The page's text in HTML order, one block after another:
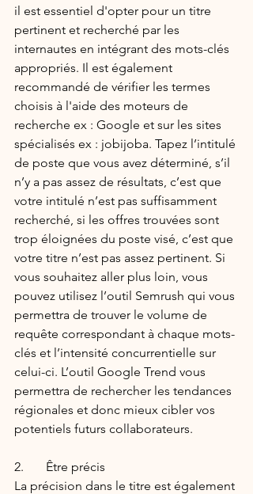
il est essentiel d'opter pour un titre
pertinent et recherché par les
internautes en intégrant des mots-clés
appropriés. Il est également
recommandé de vérifier les termes
choisis à l'aide des moteurs de
recherche ex : Google et sur les sites
spécialisés ex : jobijoba. Tapez l’intitulé
de poste que vous avez déterminé, s’il
n’y a pas assez de résultats, c’est que
votre intitulé n’est pas suffisamment
recherché, si les offres trouvées sont
trop éloignées du poste visé, c’est que
votre titre n’est pas assez pertinent. Si
vous souhaitez aller plus loin, vous
pouvez utilisez l’outil Semrush qui vous
permettra de trouver le volume de
requête correspondant à chaque mots-
clés et l’intensité concurrentielle sur
celui-ci. L’outil Google Trend vous
permettra de rechercher les tendances
régionales et donc mieux cibler vos
potentiels futurs collaborateurs.
2.       Être précis
La précision dans le titre est également